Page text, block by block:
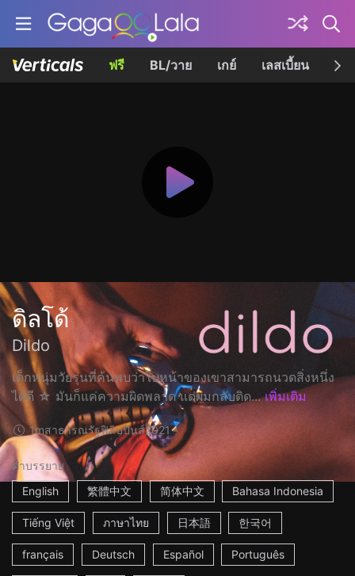
ฟรี BL/วาย เกย์ เลสเบี้ยน เค
ดิลโด้
Dildo
เด็กหนุ่มวัยรุ่นที่ค้นพบว่าใบหน้าของเขาสามารถนวดสิ่งหนึ่ง
ได้ดี ☆ มันก็แค่ความผิดพลาด แต่ผมกลับติด... เพิ่มเติม
1mสาธารณรัฐฟิลิปปินส์2021
คำบรรยาย
English
繁體中文 简体中文 Bahasa Indonesia
Tiếng Việt ภาษาไทย 日本語 한국어
français Deutsch Español Português